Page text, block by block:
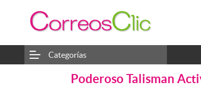
Categorías
Poderoso Talisman